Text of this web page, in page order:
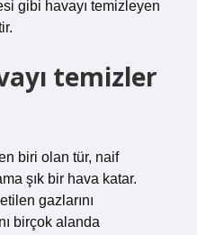
gibi havayı temizleyen
temizler
biri olan tür, naif
şık bir hava katar.
gazlarını
birçok alanda